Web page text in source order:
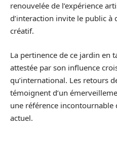
renouvelée de l’expérience
d’interaction invite le public à
créatif.
La pertinence de ce jardin en
attestée par son influence
qu’international. Les retours
témoignent d’un
une référence incontournable
actuel.